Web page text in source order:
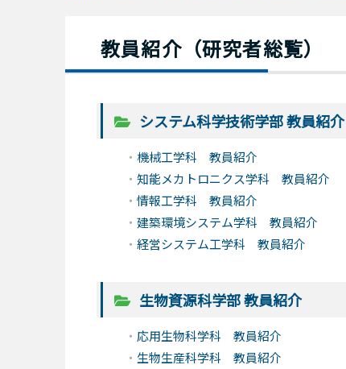
教員紹介（研究者総覧）
システム科学技術学部 教員紹介
機械工学科 教員紹介
知能メカトロニクス学科 教員紹介
情報工学科 教員紹介
建築環境システム学科 教員紹介
経営システム工学科 教員紹介
生物資源科学部 教員紹介
応用生物科学科 教員紹介
生物生産科学科 教員紹介